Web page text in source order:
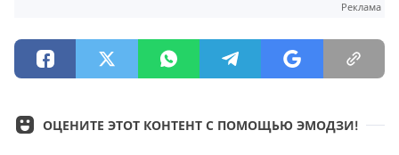
Реклама
ОЦЕНИТЕ ЭТОТ КОНТЕНТ С ПОМОЩЬЮ ЭМОДЗИ!